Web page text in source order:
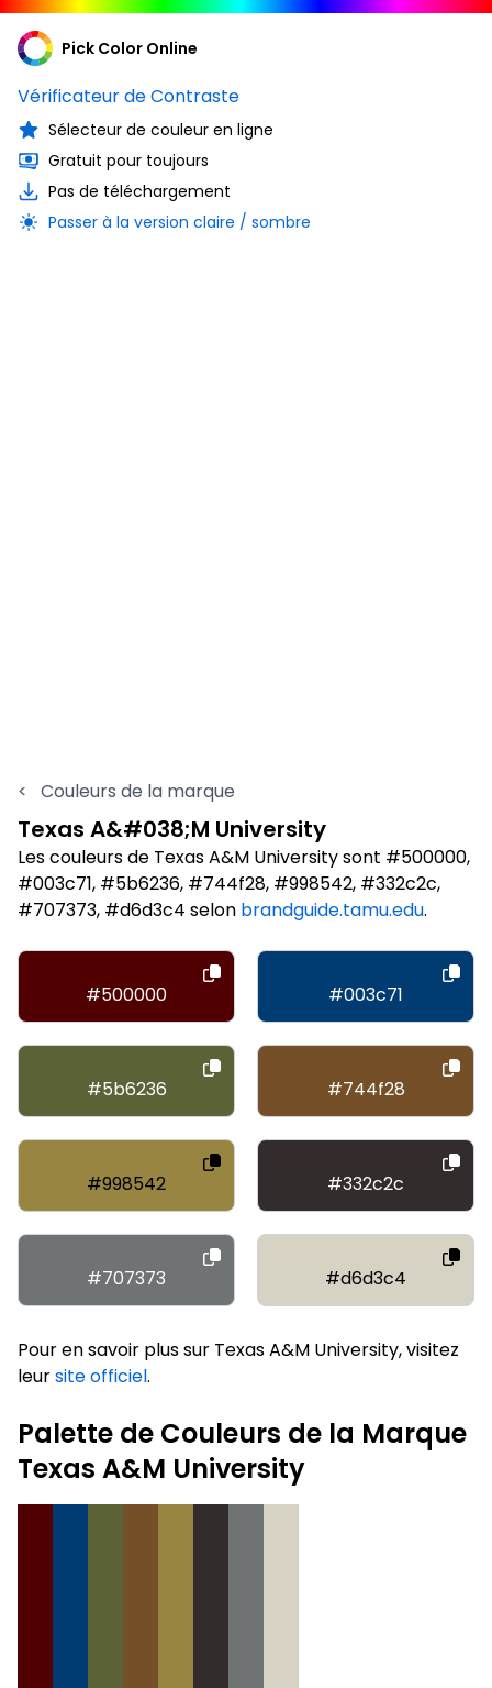
Pick Color Online
Vérificateur de Contraste
Sélecteur de couleur en ligne
Gratuit pour toujours
Pas de téléchargement
Passer à la version claire / sombre
< Couleurs de la marque
Texas A&#038;M University
Les couleurs de Texas A&M University sont #500000,
#003c71, #5b6236, #744f28, #998542, #332c2c,
#707373, #d6d3c4 selon brandguide.tamu.edu.
#500000 #003c71
#5b6236 #744f28
#998542 #332c2c
#707373 #d6d3c4
Pour en savoir plus sur Texas A&M University, visitez
leursite officiel.
Palette de Couleurs de la Marque
Texas A&M University